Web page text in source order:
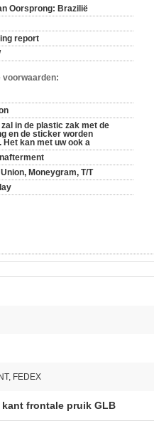
Oorsprong: Brazilië
report
voorwaarden:
zal in de plastic zak met de
en de sticker worden
Het kan met uw ook a
Moneygram, T/T
FEDEX
kant frontale pruik GLB